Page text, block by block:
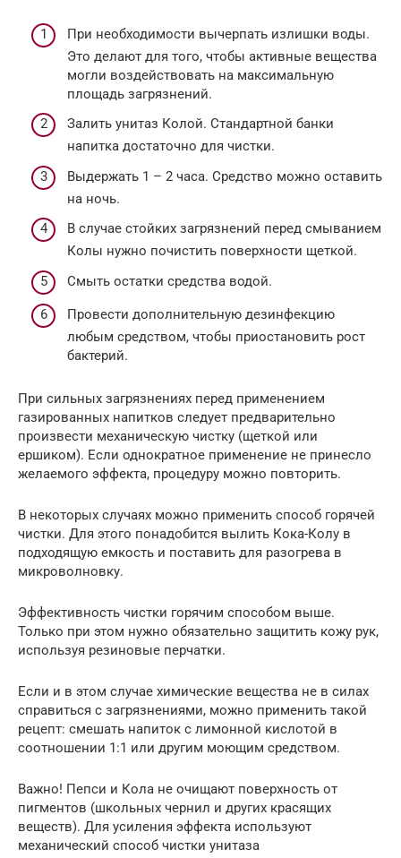
При необходимости вычерпать излишки воды.
Это делают для того, чтобы активные вещества
могли воздействовать на максимальную
площадь загрязнений.
Залить унитаз Колой. Стандартной банки
напитка достаточно для чистки.
Выдержать 1 – 2 часа. Средство можно оставить
на ночь.
В случае стойких загрязнений перед смыванием
Колы нужно почистить поверхности щеткой.
Смыть остатки средства водой.
Провести дополнительную дезинфекцию
любым средством, чтобы приостановить рост
бактерий.
При сильных загрязнениях перед применением
газированных напитков следует предварительно
произвести механическую чистку (щеткой или
ершиком). Если однократное применение не принесло
желаемого эффекта, процедуру можно повторить.
В некоторых случаях можно применить способ горячей
чистки. Для этого понадобится вылить Кока-Колу в
подходящую емкость и поставить для разогрева в
микроволновку.
Эффективность чистки горячим способом выше.
Только при этом нужно обязательно защитить кожу рук,
используя резиновые перчатки.
Если и в этом случае химические вещества не в силах
справиться с загрязнениями, можно применить такой
рецепт: смешать напиток с лимонной кислотой в
соотношении 1:1 или другим моющим средством.
Важно! Пепси и Кола не очищают поверхность от
пигментов (школьных чернил и других красящих
веществ). Для усиления эффекта используют
механический способ чистки унитаза